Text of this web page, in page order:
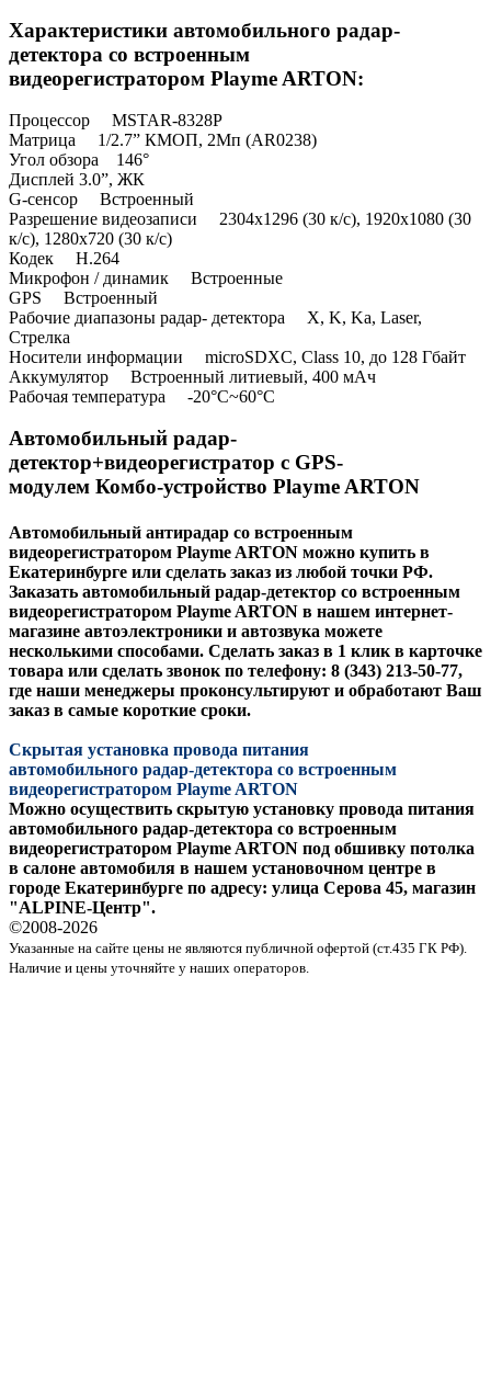
Характеристики автомобильного радар-
детектора со встроенным
видеорегистратором Playme ARTON:
Процессор MSTAR-8328P
Матрица 1/2.7” КМОП, 2Мп (AR0238)
Угол обзора 146°
Дисплей 3.0”, ЖК
G-сенсор Встроенный
Разрешение видеозаписи 2304x1296 (30 к/с), 1920x1080 (30
к/с), 1280x720 (30 к/с)
Кодек H.264
Микрофон / динамик Встроенные
GPS Встроенный
Рабочие диапазоны радар- детектора X, K, Ka, Laser,
Стрелка
Носители информации microSDXC, Class 10, до 128 Гбайт
Аккумулятор Встроенный литиевый, 400 мАч
Рабочая температура -20°С~60°С
Автомобильный радар-
детектор+видеорегистратор с GPS-
модулем Комбо-устройство Playme ARTON
Автомобильный антирадар со встроенным
видеорегистратором Playme ARTON можно купить в
Екатеринбурге или сделать заказ из любой точки РФ.
Заказать автомобильный радар-детектор со встроенным
видеорегистратором Playme ARTON в нашем интернет-
магазине автоэлектроники и автозвука можете
несколькими способами. Сделать заказ в 1 клик в карточке
товара или сделать звонок по телефону: 8 (343) 213-50-77,
где наши менеджеры проконсультируют и обработают Ваш
заказ в самые короткие сроки.
Скрытая установка провода питания
автомобильного радар-детектора со встроенным
видеорегистратором Playme ARTON
Можно осуществить скрытую установку провода питания
автомобильного радар-детектора со встроенным
видеорегистратором Playme ARTON под обшивку потолка
в салоне автомобиля в нашем установочном центре в
городе Екатеринбурге по адресу: улица Серова 45, магазин
"ALPINE-Центр".
©2008-2026
Указанные на сайте цены не являются публичной офертой (ст.435 ГК РФ).
Наличие и цены уточняйте у наших операторов.